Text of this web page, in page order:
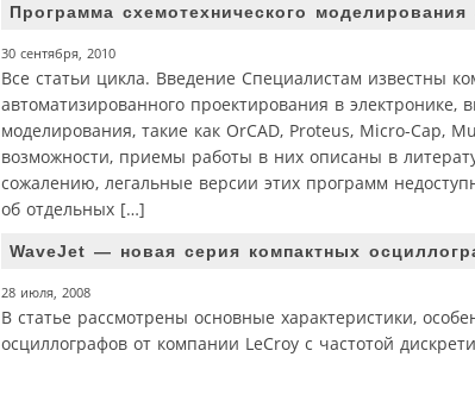
Программа схемотехнического
30 сентября, 2010
Все статьи цикла. Введение Специалистам известны
автоматизированного проектирования в
моделирования, такие как OrCAD, Proteus, Micro-Cap,
возможности, приемы работы в них описаны в
сожалению, легальные версии этих программ
об отдельных […]
WaveJet — новая серия компактных
28 июля, 2008
В статье рассмотрены основные характеристики,
осциллографов от компании LeCroy с частотой